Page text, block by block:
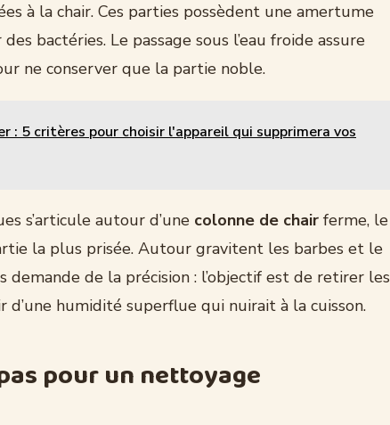
à la chair. Ces parties possèdent une amertume
bactéries. Le passage sous l’eau froide assure
ne conserver que la partie noble.
: 5 critères pour choisir l'appareil qui supprimera vos
s’articule autour d’une colonne de chair ferme, le
la plus prisée. Autour gravitent les barbes et le
demande de la précision : l’objectif est de retirer les
d’une humidité superflue qui nuirait à la cuisson.
pour un nettoyage